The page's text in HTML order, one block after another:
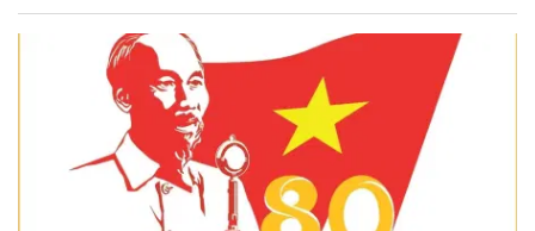
của Tổ quốc.